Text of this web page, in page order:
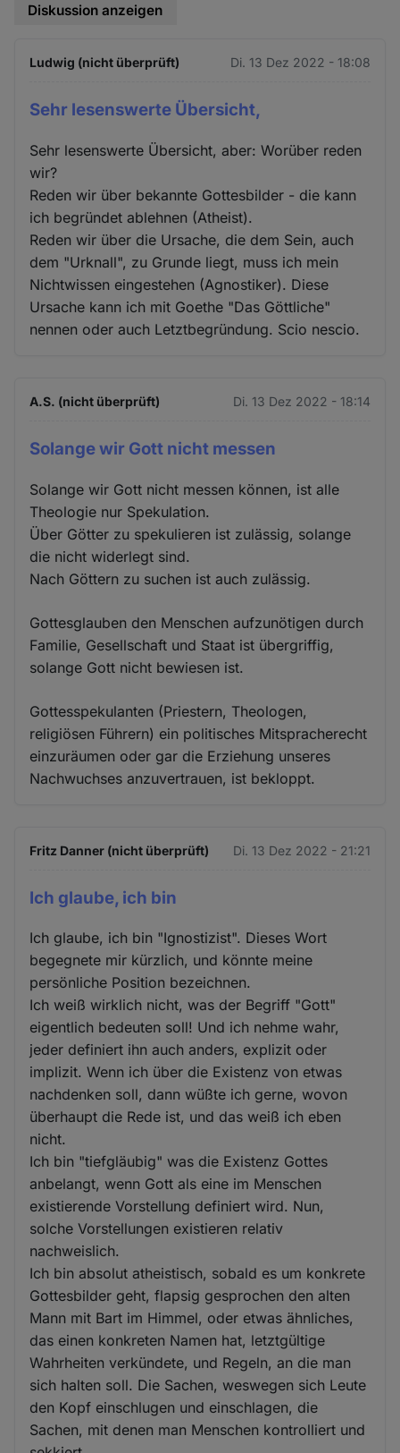
Diskussion anzeigen
Ludwig (nicht überprüft) Di. 13 Dez 2022 - 18:08
Sehr lesenswerte Übersicht,
Sehr lesenswerte Übersicht, aber: Worüber reden
wir?
Reden wir über bekannte Gottesbilder - die kann
ich begründet ablehnen (Atheist).
Reden wir über die Ursache, die dem Sein, auch
dem "Urknall", zu Grunde liegt, muss ich mein
Nichtwissen eingestehen (Agnostiker). Diese
Ursache kann ich mit Goethe "Das Göttliche"
nennen oder auch Letztbegründung. Scio nescio.
A.S. (nicht überprüft) Di. 13 Dez 2022 - 18:14
Solange wir Gott nicht messen
Solange wir Gott nicht messen können, ist alle
Theologie nur Spekulation.
Über Götter zu spekulieren ist zulässig, solange
die nicht widerlegt sind.
Nach Göttern zu suchen ist auch zulässig.
Gottesglauben den Menschen aufzunötigen durch
Familie, Gesellschaft und Staat ist übergriffig,
solange Gott nicht bewiesen ist.
Gottesspekulanten (Priestern, Theologen,
religiösen Führern) ein politisches Mitspracherecht
einzuräumen oder gar die Erziehung unseres
Nachwuchses anzuvertrauen, ist bekloppt.
Fritz Danner (nicht überprüft) Di. 13 Dez 2022 - 21:21
Ich glaube, ich bin
Ich glaube, ich bin "Ignostizist". Dieses Wort
begegnete mir kürzlich, und könnte meine
persönliche Position bezeichnen.
Ich weiß wirklich nicht, was der Begriff "Gott"
eigentlich bedeuten soll! Und ich nehme wahr,
jeder definiert ihn auch anders, explizit oder
implizit. Wenn ich über die Existenz von etwas
nachdenken soll, dann wüßte ich gerne, wovon
überhaupt die Rede ist, und das weiß ich eben
nicht.
Ich bin "tiefgläubig" was die Existenz Gottes
anbelangt, wenn Gott als eine im Menschen
existierende Vorstellung definiert wird. Nun,
solche Vorstellungen existieren relativ
nachweislich.
Ich bin absolut atheistisch, sobald es um konkrete
Gottesbilder geht, flapsig gesprochen den alten
Mann mit Bart im Himmel, oder etwas ähnliches,
das einen konkreten Namen hat, letztgültige
Wahrheiten verkündete, und Regeln, an die man
sich halten soll. Die Sachen, weswegen sich Leute
den Kopf einschlugen und einschlagen, die
Sachen, mit denen man Menschen kontrolliert und